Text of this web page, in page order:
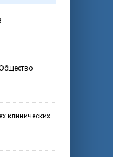
клинических